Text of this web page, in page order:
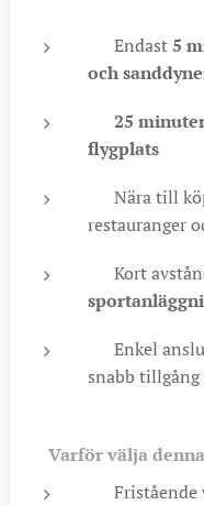
🏖️ Endast5
och
25
flygplats
🛒 Nära till
restauranger
⛳ Kort
🛣️ Enkel
snabb
Varför välja
🏡